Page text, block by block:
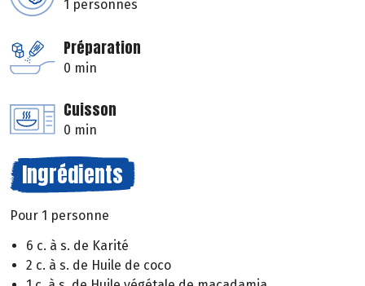
1 personnes
Préparation
0 min
Cuisson
0 min
Ingrédients
Pour 1 personne
6 c. à s. de Karité
2 c. à s. de Huile de coco